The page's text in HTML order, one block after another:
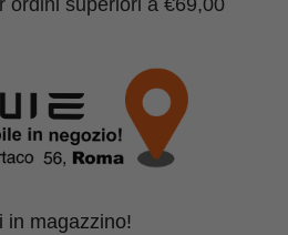
ordini superiori a €69,00
magazzino!